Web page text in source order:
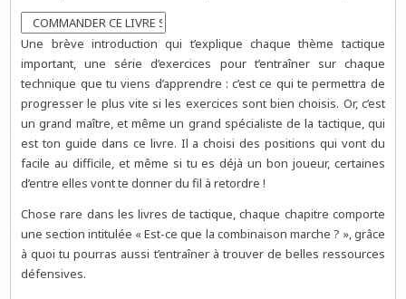
Une brève introduction qui t’explique chaque thème tactique
important, une série d’exercices pour t’entraîner sur chaque
technique que tu viens d’apprendre : c’est ce qui te permettra de
progresser le plus vite si les exercices sont bien choisis. Or, c’est
un grand maître, et même un grand spécialiste de la tactique, qui
est ton guide dans ce livre. Il a choisi des positions qui vont du
facile au difficile, et même si tu es déjà un bon joueur, certaines
d’entre elles vont te donner du fil à retordre !
Chose rare dans les livres de tactique, chaque chapitre comporte
une section intitulée « Est-ce que la combinaison marche ? », grâce
à quoi tu pourras aussi t’entraîner à trouver de belles ressources
défensives.